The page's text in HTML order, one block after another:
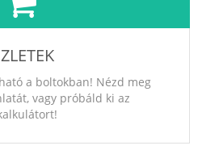
a boltokban! Nézd meg
vagy próbáld ki az